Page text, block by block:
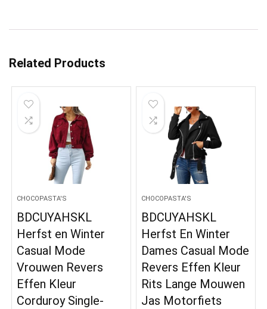
Related Products
CHOCOPASTA'S
BDCUYAHSKL
Herfst en Winter
Casual Mode
Vrouwen Revers
Effen Kleur
Corduroy Single-
CHOCOPASTA'S
BDCUYAHSKL
Herfst En Winter
Dames Casual Mode
Revers Effen Kleur
Rits Lange Mouwen
Jas Motorfiets